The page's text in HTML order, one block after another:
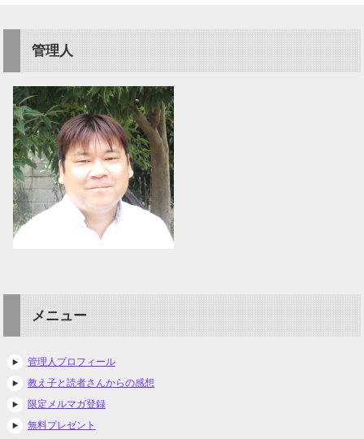
管理人
メニュー
管理人プロフィール
教え子と読者さんからの感想
限定メルマガ登録
無料プレゼント